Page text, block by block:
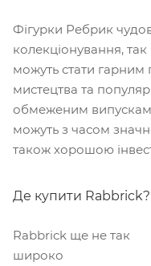
Фігурки Ребрик
колекціонування,
можуть стати гарним
мистецтва та
обмеженим випускам
можуть з часом
також хорошою
Де купити Rabbrick?
Rabbrick ще не так
широко